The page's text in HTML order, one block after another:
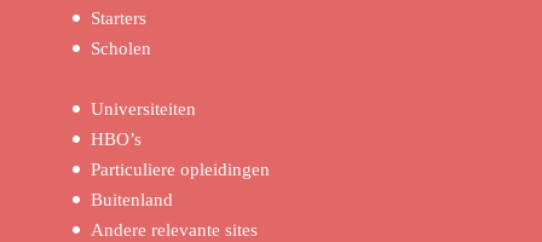
Starters
Scholen
Universiteiten
HBO’s
Particuliere opleidingen
Buitenland
Andere relevante sites